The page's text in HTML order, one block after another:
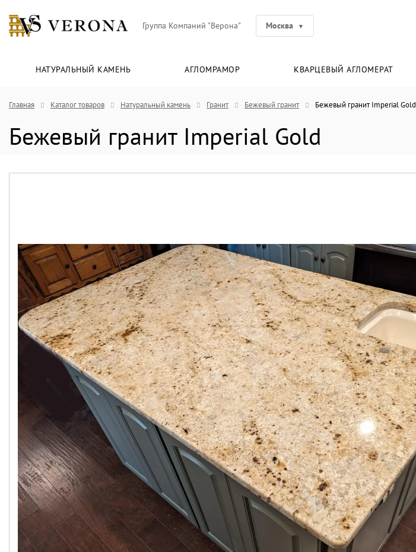
Группа Компаний "Верона" Москва
НАТУРАЛЬНЫЙ КАМЕНЬ АГЛОМРАМОР КВАРЦЕВЫЙ АГЛОМЕРАТ
Главная Каталог товаров Натуральный камень Гранит Бежевый гранит Бежевый гранит Imperial Gold
Бежевый гранит Imperial Gold